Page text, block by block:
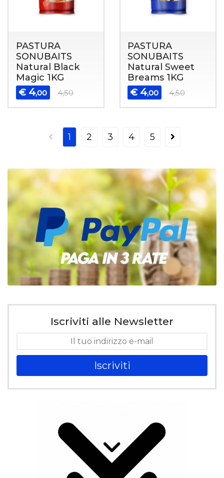
PASTURA
SONUBAITS
Natural Black
Magic 1KG
€ 4,00 4,50
PASTURA
SONUBAITS
Natural Sweet
Breams 1KG
€ 4,00 4,50
1 2 3 4 5
Iscriviti alle Newsletter
Iscriviti